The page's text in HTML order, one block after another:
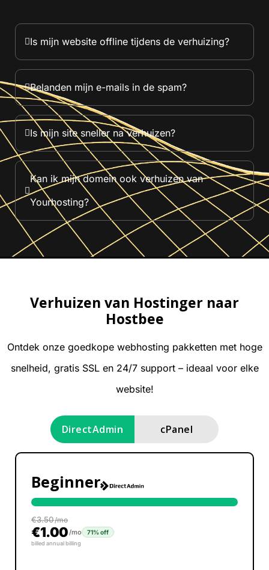
Is mijn website offline tijdens de verhuizing?
Belanden mijn e-mails in de spam?
Is mijn site sneller na verhuizen?
Kan ik mijn domein ook verhuizen van
Yourhosting?
Verhuizen van Hostinger naar
Hostbee
Ontdek onze goedkope webhosting pakketten met hoge
snelheid, gratis SSL en 24/7 support – ideaal voor elke
website!
DirectAdmin cPanel
Beginner
€3.50/mo
€1.00 /mo 71% off
billed annual billing